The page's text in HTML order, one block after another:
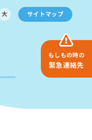
大 サイトマップ
もしもの時の
緊急連絡先